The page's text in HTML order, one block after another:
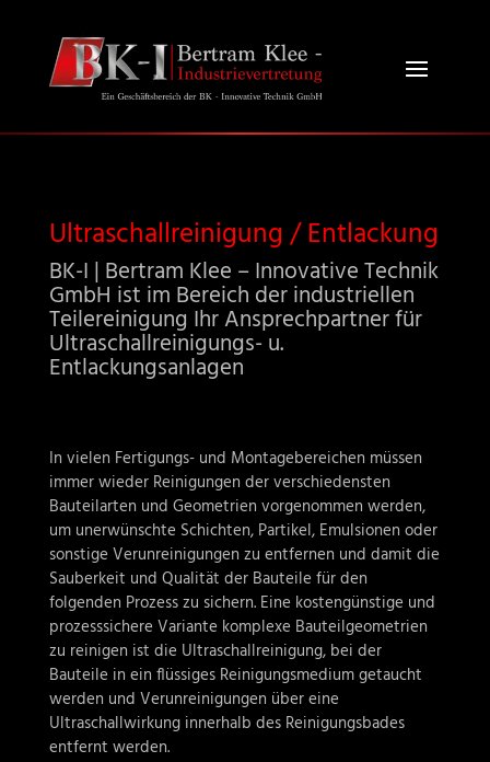
Ultraschallreinigung / Entlackung
BK-I | Bertram Klee – Innovative Technik
GmbH ist im Bereich der industriellen
Teilereinigung Ihr Ansprechpartner für
Ultraschallreinigungs- u.
Entlackungsanlagen
In vielen Fertigungs- und Montagebereichen müssen
immer wieder Reinigungen der verschiedensten
Bauteilarten und Geometrien vorgenommen werden,
um unerwünschte Schichten, Partikel, Emulsionen oder
sonstige Verunreinigungen zu entfernen und damit die
Sauberkeit und Qualität der Bauteile für den
folgenden Prozess zu sichern. Eine kostengünstige und
prozesssichere Variante komplexe Bauteilgeometrien
zu reinigen ist die Ultraschallreinigung, bei der
Bauteile in ein flüssiges Reinigungsmedium getaucht
werden und Verunreinigungen über eine
Ultraschallwirkung innerhalb des Reinigungsbades
entfernt werden.